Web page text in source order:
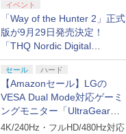
イベント
「Way of the Hunter 2」正式
版が9月29日発売決定！
「THQ Nordic Digital
Showcase 2026」まとめ
セール ハード
【Amazonセール】LGの
VESA Dual Mode対応ゲーミ
ングモニター「UltraGear
27G850A-B」がお買い得！
4K/240Hz・フルHD/480Hz対応